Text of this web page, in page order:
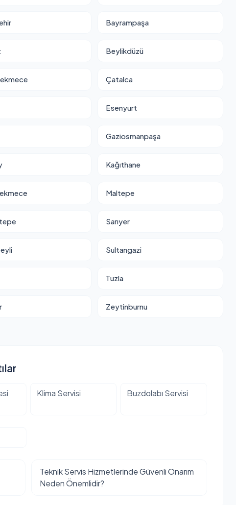
Bayrampaşa
Beylikdüzü
Çatalca
Esenyurt
Gaziosmanpaşa
Kağıthane
Maltepe
Sarıyer
Sultangazi
Tuzla
Zeytinburnu
Klima Servisi Buzdolabı Servisi
Teknik Servis Hizmetlerinde Güvenli Onarım
Neden Önemlidir?